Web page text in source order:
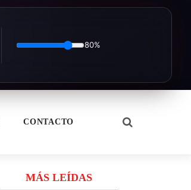
80%
CONTACTO
MÁS LEÍDAS